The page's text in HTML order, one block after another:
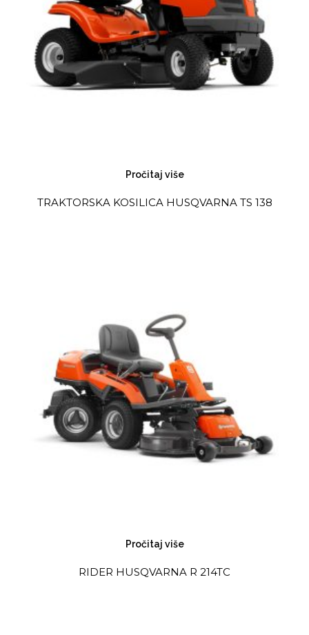
Pročitaj više
TRAKTORSKA KOSILICA HUSQVARNA TS 138
Pročitaj više
RIDER HUSQVARNA R 214TC